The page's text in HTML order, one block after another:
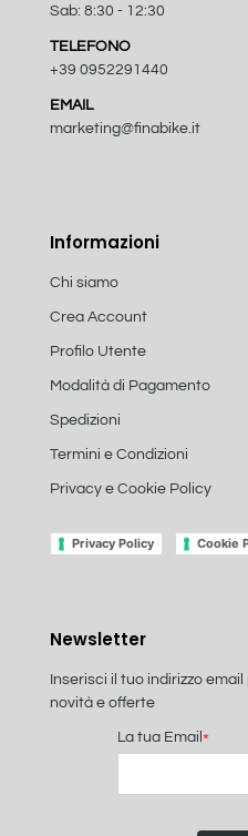
Sab: 8:30 - 12:30
TELEFONO
+39 0952291440
EMAIL
marketing@finabike.it
Informazioni
Chi siamo
Crea Account
Profilo Utente
Modalità di Pagamento
Spedizioni
Termini e Condizioni
Privacy e Cookie Policy
Privacy Policy Cookie
Newsletter
Inserisci il tuo indirizzo
novità e offerte
La tua Email *